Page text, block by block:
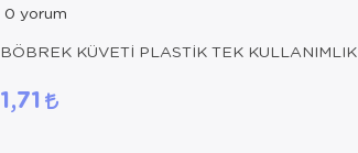
0 yorum
BÖBREK KÜVETİ PLASTİK TEK KULLANIMLIK
1,71